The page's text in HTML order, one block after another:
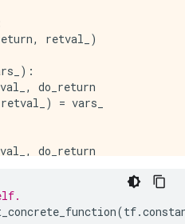
retval_)
do_return
= vars_
do_return
ag__.ld(x)
(tf.